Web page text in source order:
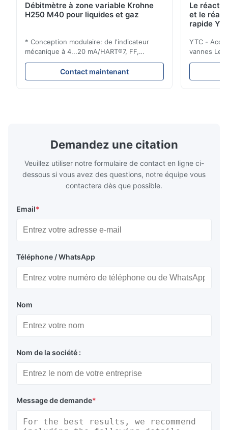
Débitmètre à zone variable Krohne
H250 M40 pour liquides et gaz
* Conception modulaire: de l'indicateur
mécanique à 4...20 mA/HART®7, FF,
Profibus-PA et totalizateur * N'importe
quelle position d'installation: verticale,
horizontale ou dans les tuyaux
Contact maintenant
Le
et le
rapide
YTC -
vannes Le
débit d'air
Demandez une citation
Veuillez utiliser notre formulaire de contact en ligne ci-
dessous si vous avez des questions, notre équipe vous
contactera dès que possible.
Email*
Téléphone / WhatsApp
Nom
Nom de la société :
Message de demande*